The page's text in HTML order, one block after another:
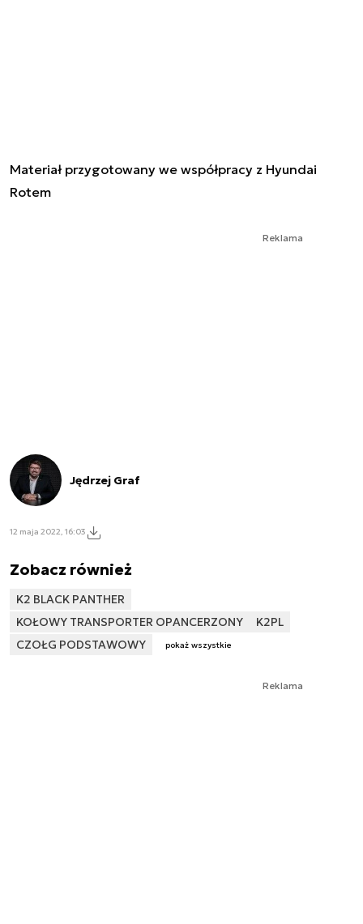
Materiał przygotowany we współpracy z Hyundai
Rotem
Reklama
Jędrzej Graf
12 maja 2022, 16:03
Zobacz również
K2 BLACK PANTHER
KOŁOWY TRANSPORTER OPANCERZONY
K2PL
CZOŁG PODSTAWOWY
pokaż wszystkie
Reklama